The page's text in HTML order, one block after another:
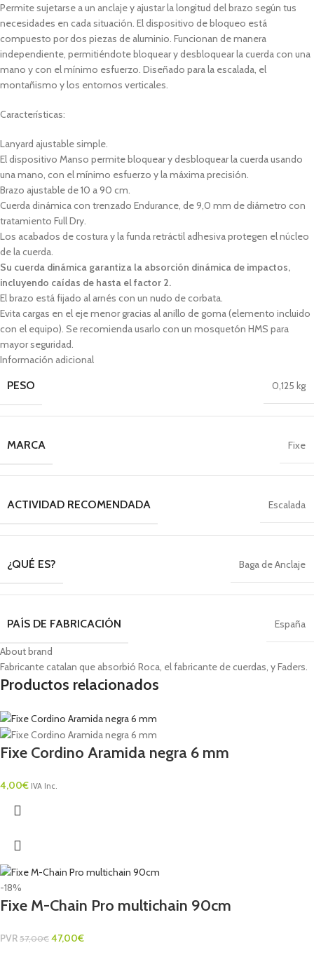
Permite sujetarse a un anclaje y ajustar la longitud del brazo según tus
necesidades en cada situación. El dispositivo de bloqueo está
compuesto por dos piezas de aluminio. Funcionan de manera
independiente, permitiéndote bloquear y desbloquear la cuerda con una
mano y con el mínimo esfuerzo. Diseñado para la escalada, el
montañismo y los entornos verticales.
Características:
Lanyard ajustable simple.
El dispositivo Manso permite bloquear y desbloquear la cuerda usando
una mano, con el mínimo esfuerzo y la máxima precisión.
Brazo ajustable de 10 a 90 cm.
Cuerda dinámica con trenzado Endurance, de 9,0 mm de diámetro con
tratamiento Full Dry.
Los acabados de costura y la funda retráctil adhesiva protegen el núcleo
de la cuerda.
Su cuerda dinámica garantiza la absorción dinámica de impactos,
incluyendo caídas de hasta el factor 2.
El brazo está fijado al arnés con un nudo de corbata.
Evita cargas en el eje menor gracias al anillo de goma (elemento incluido
con el equipo). Se recomienda usarlo con un mosquetón HMS para
mayor seguridad.
Información adicional
PESO 0,125 kg
MARCA Fixe
ACTIVIDAD RECOMENDADA Escalada
¿QUÉ ES? Baga de Anclaje
PAÍS DE FABRICACIÓN España
About brand
Fabricante catalan que absorbió Roca, el fabricante de cuerdas, y Faders.
Productos relacionados
Fixe Cordino Aramida negra 6 mm
4,00€ IVA Inc.
-18%
Fixe M-Chain Pro multichain 90cm
PVR 57,00€ 47,00€